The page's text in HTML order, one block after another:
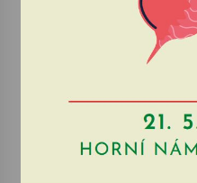
17. 7. 2026
Za kulturou